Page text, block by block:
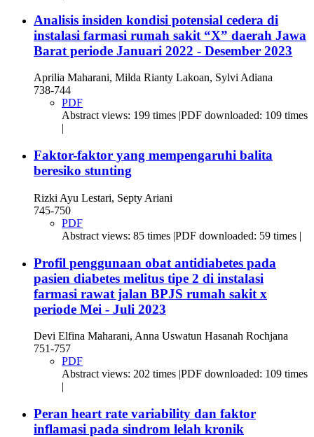
Analisis insiden kondisi potensial cedera di
instalasi farmasi rumah sakit “X” daerah Jawa
Barat periode Januari 2022 - Desember 2023
Aprilia Maharani, Milda Rianty Lakoan, Sylvi Adiana
738-744
PDF
Abstract views: 199 times |PDF downloaded: 109 times
|
Faktor-faktor yang mempengaruhi balita
beresiko stunting
Rizki Ayu Lestari, Septy Ariani
745-750
PDF
Abstract views: 85 times |PDF downloaded: 59 times |
Profil penggunaan obat antidiabetes pada
pasien diabetes melitus tipe 2 di instalasi
farmasi rawat jalan BPJS rumah sakit x
periode Mei - Juli 2023
Devi Elfina Maharani, Anna Uswatun Hasanah Rochjana
751-757
PDF
Abstract views: 202 times |PDF downloaded: 109 times
|
Peran heart rate variability dan faktor
inflamasi pada sindrom lelah kronik